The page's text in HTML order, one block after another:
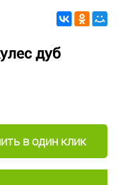
дуб
в один клик